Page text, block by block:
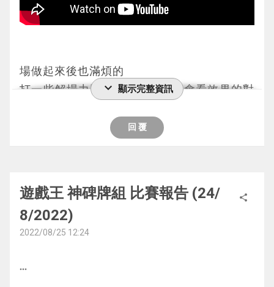
?那一場突然被對手來個規則殺輸掉 原本是嬴
的
======================================
60削手向魔救 XOO
這個對手就是令我知道神碑可以用萬寶槌的男
人(雖然我沒用)
當時他叫自己做"消磨到對手意志就算成功" 我
場做起來後也滿煩的
打一些解場力比較差的牌組和不會看效果的對
======================================
(G石人·巖錘手) 地 6星 電子界 1800 2400
這個卡名的①②的效果1回合各能使用1次。
①：這張卡在手卡存在的場合，從手卡丟棄1
這張卡的等級下降2星。
expand_more 顯示完整資訊
回 覆
遊戲王 神碑牌組 比賽報告 (24/
8/2022)
2022/08/25 12:24
share
more_horiz